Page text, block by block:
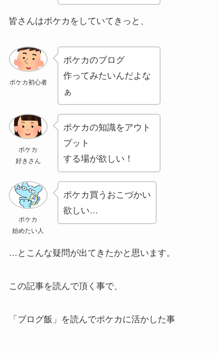
皆さんはポケカをしていてきっと、
ポケカ初心者
ポケカのブログ
作ってみたいんだよな
ぁ
ポケカ
好きさん
ポケカの知識をアウト
プット
する場が欲しい！
ポケカ
始めたい人
ポケカ買うおこづかい
欲しい…
…とこんな疑問が出てきたかと思います。
この記事を読んで頂く事で、
「ブログ飯」を読んでポケカに活かした事